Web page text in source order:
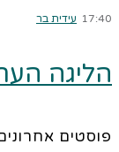
17:40 עידית בר
הליגה
פוסטים